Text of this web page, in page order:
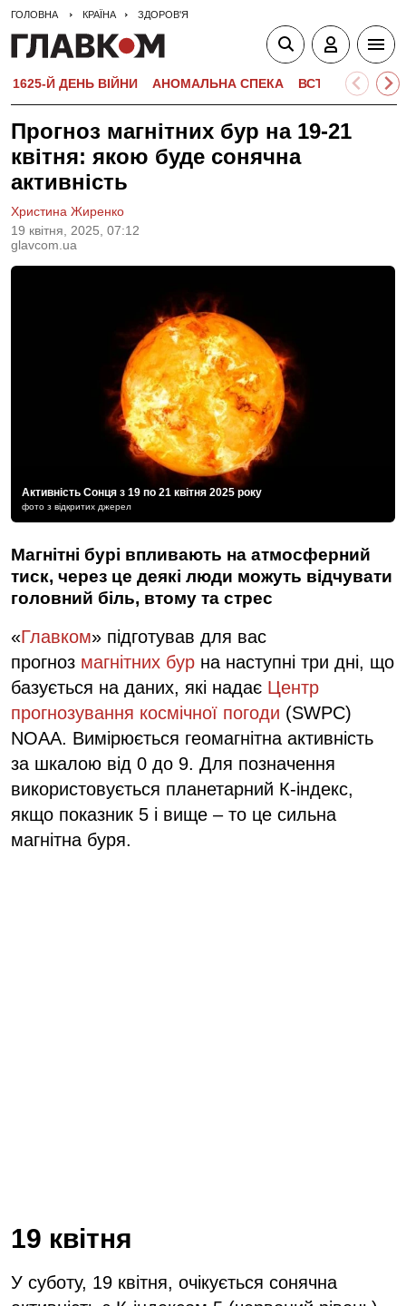
ГОЛОВНА КРАЇНА ЗДОРОВ'Я
1625-Й ДЕНЬ ВІЙНИ АНОМАЛЬНА СПЕКА ВСТУПНА
Прогноз магнітних бур на 19-21
квітня: якою буде сонячна
активність
19 квiтня, 2025, 07:12
glavcom.ua
Христина Жиренко
Активність Сонця з 19 по 21 квітня 2025 року
фото з відкритих джерел
Магнітні бурі впливають на атмосферний
тиск, через це деякі люди можуть відчувати
головний біль, втому та стрес
«Главком» підготував для вас
прогноз магнітних бур на наступні три дні, що
базується на даних, які надає Центр
прогнозування космічної погоди (SWPC)
NOAA. Вимірюється геомагнітна активність
за шкалою від 0 до 9. Для позначення
використовується планетарний К-індекс,
якщо показник 5 і вище – то це сильна
магнітна буря.
19 квітня
У суботу, 19 квітня, очікується сонячна